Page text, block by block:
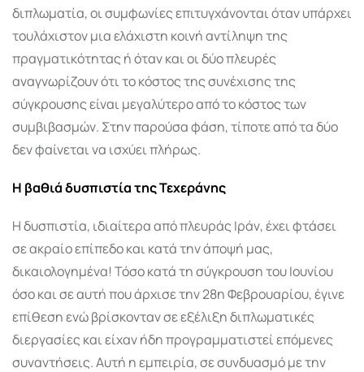
διπλωματία, οι συμφωνίες επιτυγχάνονται όταν υπάρχει
τουλάχιστον μια ελάχιστη κοινή αντίληψη της
πραγματικότητας ή όταν και οι δύο πλευρές
αναγνωρίζουν ότι το κόστος της συνέχισης της
σύγκρουσης είναι μεγαλύτερο από το κόστος των
συμβιβασμών. Στην παρούσα φάση, τίποτε από τα δύο
δεν φαίνεται να ισχύει πλήρως.
Η βαθιά δυσπιστία της Τεχεράνης
Η δυσπιστία, ιδιαίτερα από πλευράς Ιράν, έχει φτάσει
σε ακραίο επίπεδο και κατά την άποψή μας,
δικαιολογημένα! Τόσο κατά τη σύγκρουση του Ιουνίου
όσο και σε αυτή που άρχισε την 28η Φεβρουαρίου, έγινε
επίθεση ενώ βρίσκονταν σε εξέλιξη διπλωματικές
διεργασίες και είχαν ήδη προγραμματιστεί επόμενες
συναντήσεις. Αυτή η εμπειρία, σε συνδυασμό με την